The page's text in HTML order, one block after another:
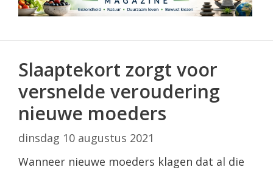
Slaaptekort zorgt voor
versnelde veroudering
nieuwe moeders
dinsdag 10 augustus 2021
Wanneer nieuwe moeders klagen dat al die